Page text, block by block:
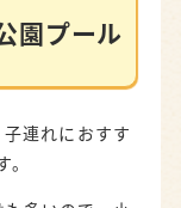
園プール
連れにおすす
。